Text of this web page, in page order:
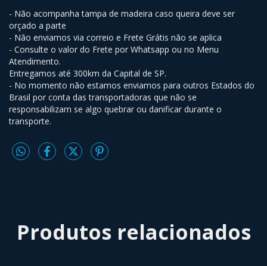
- Não acompanha tampa de madeira caso queira deve ser
orçado a parte
- Não enviamos via correio e Frete Grátis não se aplica
- Consulte o valor do Frete por Whatsapp ou no Menu
Atendimento.
Entregamos até 300km da Capital de SP.
- No momento não estamos enviamos para outros Estados do
Brasil por conta das transportadoras que não se
responsabilizam se algo quebrar ou danificar durante o
transporte.
Produtos relacionados